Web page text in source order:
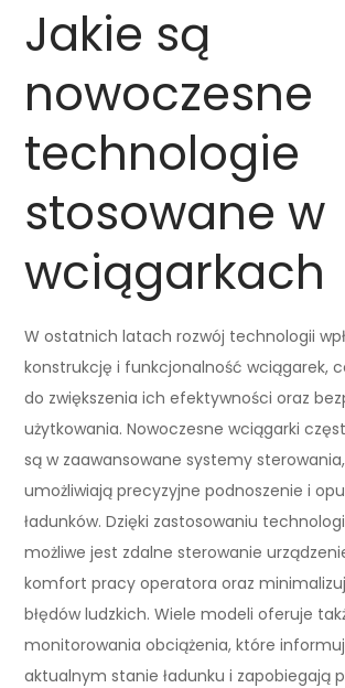
Jakie są
nowoczesne
technologie
stosowane w
wciągarkach
W ostatnich latach rozwój technologii
konstrukcję i funkcjonalność wciągarek,
do zwiększenia ich efektywności oraz
użytkowania. Nowoczesne wciągarki
są w zaawansowane systemy
umożliwiają precyzyjne podnoszenie i
ładunków. Dzięki zastosowaniu
możliwe jest zdalne sterowanie
komfort pracy operatora oraz
błędów ludzkich. Wiele modeli oferuje
monitorowania obciążenia, które
aktualnym stanie ładunku i zapobiegają